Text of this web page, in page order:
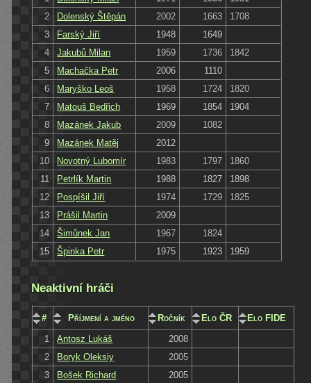
2
Dolenský Štěpán 2002 1663
1708
3
Farský Jiří 1948
1649
4
Jakubů Milan 1959 1736
1842
5
Machačka Petr 2006
1110
6
Maryško Leoš 1958 1724
1820
7
Matouš Bedřich 1969 1854
1904
8
Mazánek Jakub 2009
1082
9
Mazánek Matěj
2012
10
Novotný Lubomír 1983 1797
1860
11
Petrlík Martin 1988 1827
1898
12
Pospíšil Jiří 1974 1729
1825
13
Prášil Martin
2009
14
Šimůnek Jan 1967
1824
15
Špinka Petr 1975 1923 1959
Neaktivní hráči
# Příjmení a jméno Ročník Elo ČR
Elo FIDE
1
Antosz Lukáš
2008
2
Boryk Oleksiy
2005
3
Bošek Richard
2005